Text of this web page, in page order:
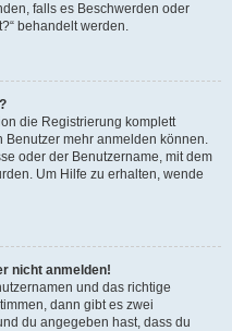
falls es Beschwerden oder
behandelt werden.
die Registrierung komplett
Benutzer mehr anmelden können.
oder der Benutzername, mit dem
Um Hilfe zu erhalten, wende
nicht anmelden!
und das richtige
dann gibt es zwei
du angegeben hast, dass du